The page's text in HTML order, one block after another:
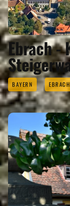
Ebrach -
BAYERN EBRACH